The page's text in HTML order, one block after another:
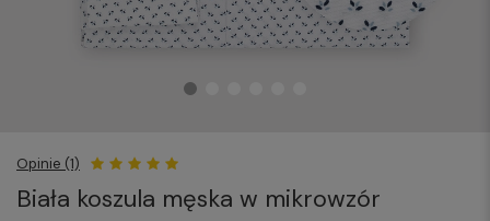
Opinie (1)
Biała koszula męska w mikrowzór